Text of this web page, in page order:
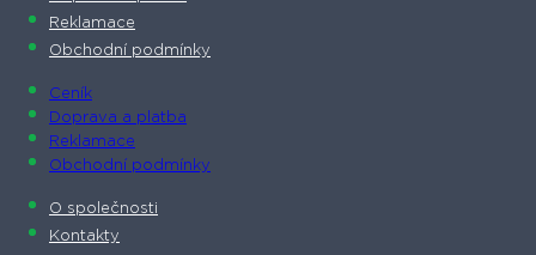
Reklamace
Obchodní podmínky
Ceník
Doprava a platba
Reklamace
Obchodní podmínky
O společnosti​
Kontakty